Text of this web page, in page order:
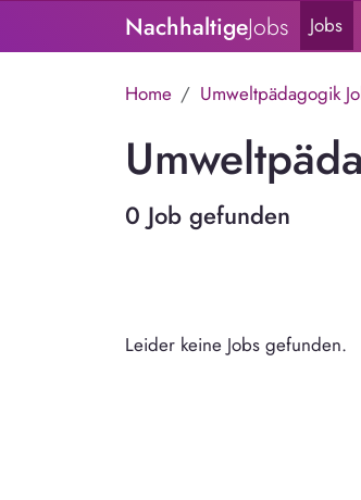
NachhaltigeJobs Jobs
Home Umweltpädagogik
0 Job gefunden
Leider keine Jobs gefunden.